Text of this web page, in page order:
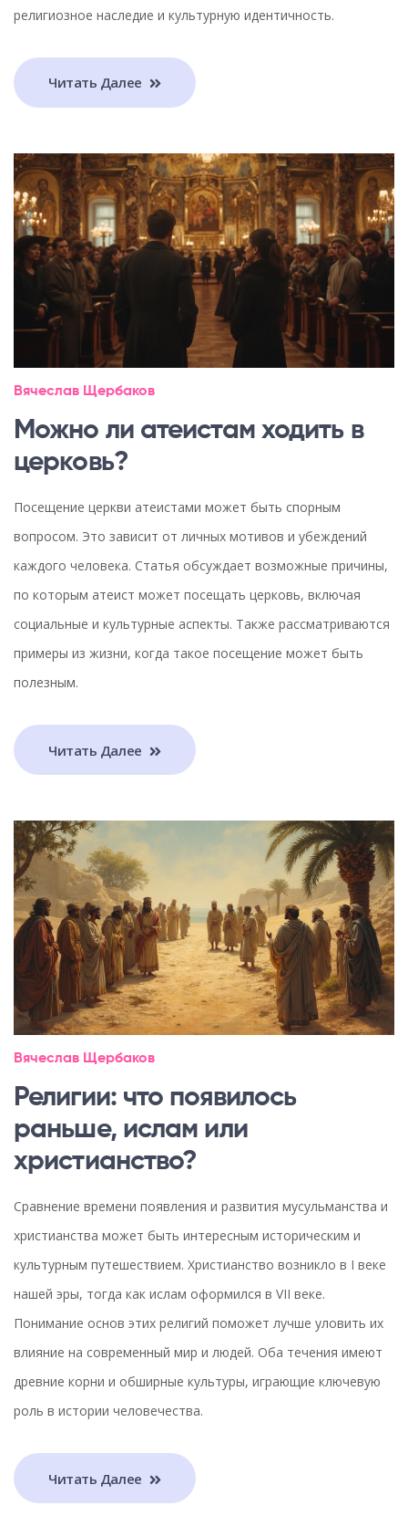
религиозное наследие и культурную идентичность.
Читать Далее
Вячеслав Щербаков
Можно ли атеистам ходить в
церковь?
Посещение церкви атеистами может быть спорным
вопросом. Это зависит от личных мотивов и убеждений
каждого человека. Статья обсуждает возможные причины,
по которым атеист может посещать церковь, включая
социальные и культурные аспекты. Также рассматриваются
примеры из жизни, когда такое посещение может быть
полезным.
Читать Далее
Вячеслав Щербаков
Религии: что появилось
раньше, ислам или
христианство?
Сравнение времени появления и развития мусульманства и
христианства может быть интересным историческим и
культурным путешествием. Христианство возникло в I веке
нашей эры, тогда как ислам оформился в VII веке.
Понимание основ этих религий поможет лучше уловить их
влияние на современный мир и людей. Оба течения имеют
древние корни и обширные культуры, играющие ключевую
роль в истории человечества.
Читать Далее